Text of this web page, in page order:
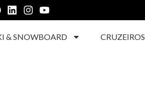
& SNOWBOARD CRUZEIROS